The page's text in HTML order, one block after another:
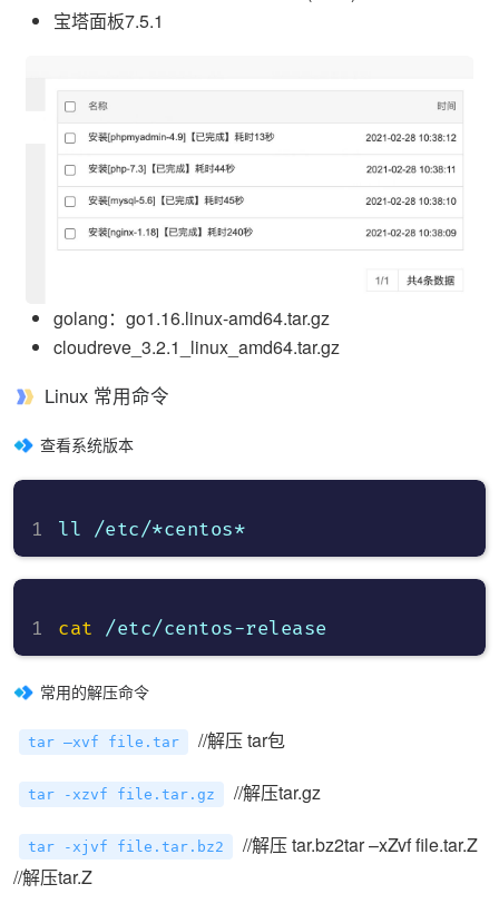
宝塔面板7.5.1
golang：go1.16.linux-amd64.tar.gz
cloudreve_3.2.1_linux_amd64.tar.gz
Linux 常用命令
查看系统版本
cat
常用的解压命令
tar –xvf file.tar //解压 tar包
tar -xzvf file.tar.gz //解压tar.gz
tar -xjvf file.tar.bz2
//解压 tar.bz2tar –xZvf file.tar.Z
//解压tar.Z